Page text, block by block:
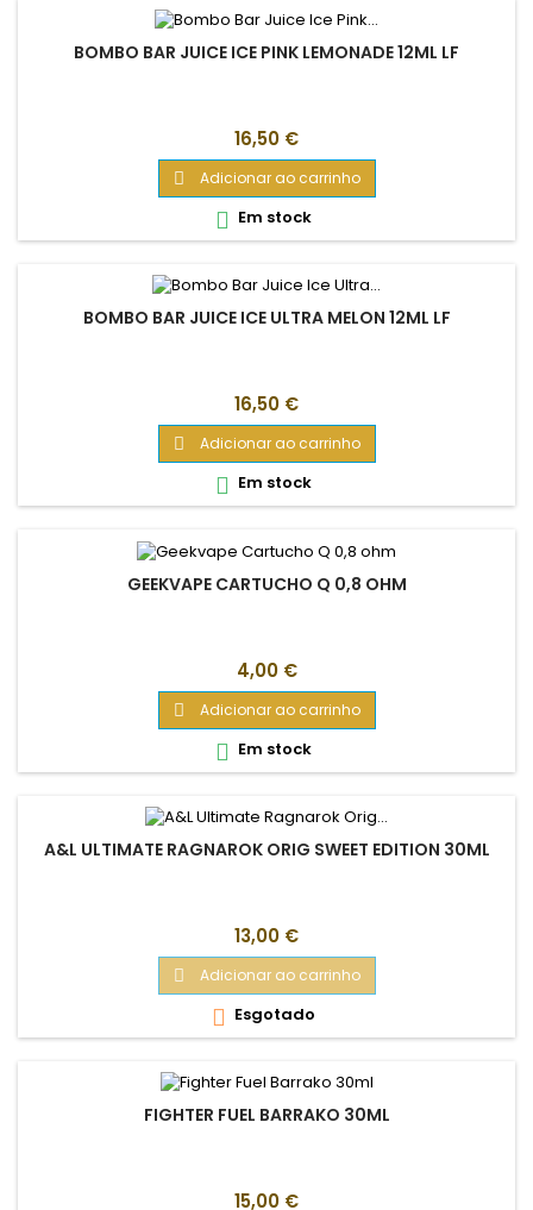
BOMBO BAR JUICE ICE PINK LEMONADE 12ML LF
Preço
16,50 €
 Adicionar ao carrinho
 Em stock
BOMBO BAR JUICE ICE ULTRA MELON 12ML LF
Preço
16,50 €
 Adicionar ao carrinho
 Em stock
GEEKVAPE CARTUCHO Q 0,8 OHM
Preço
4,00 €
 Adicionar ao carrinho
 Em stock
A&L ULTIMATE RAGNAROK ORIG SWEET EDITION 30ML
Preço
13,00 €
 Adicionar ao carrinho
 Esgotado
FIGHTER FUEL BARRAKO 30ML
Preço
15,00 €